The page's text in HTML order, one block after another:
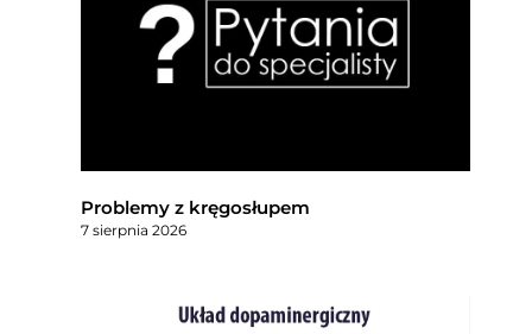
Problemy z kręgosłupem
7 sierpnia 2026